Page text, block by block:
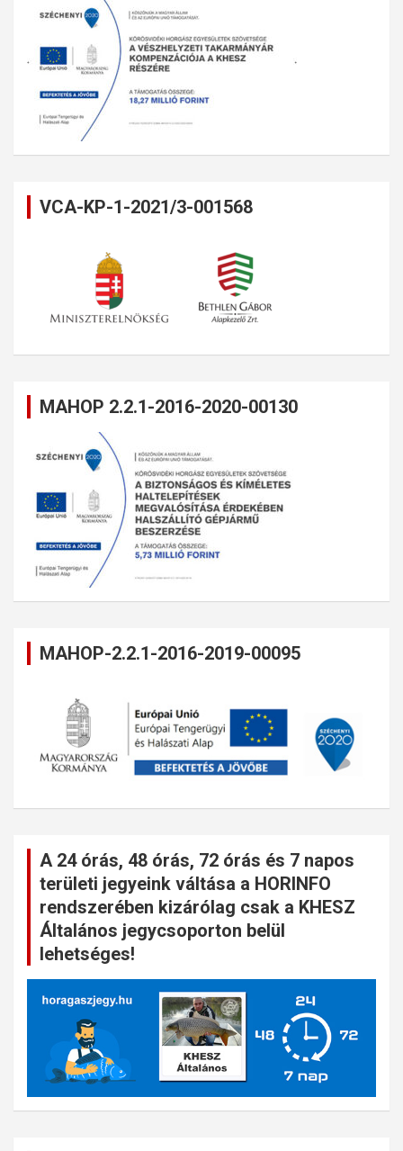
VCA-KP-1-2021/3-001568
MAHOP 2.2.1-2016-2020-00130
MAHOP-2.2.1-2016-2019-00095
A 24 órás, 48 órás, 72 órás és 7 napos
területi jegyeink váltása a HORINFO
rendszerében kizárólag csak a KHESZ
Általános jegycsoporton belül
lehetséges!